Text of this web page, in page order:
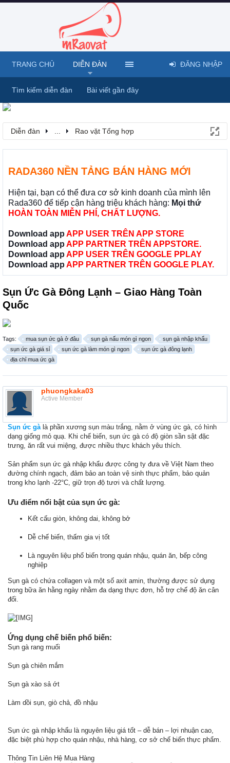
Diễn đàn Rao vặt Tổng hợp
RADA360 NỀN TẢNG BÁN HÀNG MỚI
Hiện tại, bạn có thể đưa cơ sở kinh doanh của mình lên
Rada360 để tiếp cận hàng triệu khách hàng: Mọi thứ
HOÀN TOÀN MIỄN PHÍ, CHẤT LƯỢNG.
Download app APP USER TRÊN APP STORE
Download app APP PARTNER TRÊN APPSTORE.
Download app APP USER TRÊN GOOGLE PPLAY
Download app APP PARTNER TRÊN GOOGLE PLAY.
Sụn Ức Gà Đông Lạnh – Giao Hàng Toàn
Quốc
Tags: mua sụn ức gà ở đâu sụn gà nấu món gì ngon
sụn gà nhập khẩu
sụn ức gà giá sỉ
sụn ức gà làm món gì ngon
sụn ức gà đông lạnh
địa chỉ mua ức gà
phuongkaka03
Active Member
Sụn ức gà là phần xương sụn màu trắng, nằm ở vùng ức gà, có hình
dạng giống mỏ quạ. Khi chế biến, sụn ức gà có độ giòn sần sật đặc
trưng, ăn rất vui miệng, được nhiều thực khách yêu thích.
Sản phẩm sụn ức gà nhập khẩu được công ty đưa về Việt Nam theo
đường chính ngạch, đảm bảo an toàn vệ sinh thực phẩm, bảo quản
trong kho lạnh -22°C, giữ trọn độ tươi và chất lượng.
Ưu điểm nổi bật của sụn ức gà:
Kết cấu giòn, không dai, không bở
Dễ chế biến, thấm gia vị tốt
Là nguyên liệu phổ biến trong quán nhậu, quán ăn, bếp công
nghiệp
Sụn gà có chứa collagen và một số axit amin, thường được sử dụng
trong bữa ăn hằng ngày nhằm đa dạng thực đơn, hỗ trợ chế độ ăn cân
đối.
Ứng dụng chế biến phổ biến:
Sụn gà rang muối
Sụn gà chiên mắm
Sụn gà xào sả ớt
Làm dồi sụn, giò chả, đồ nhậu
Sụn ức gà nhập khẩu là nguyên liệu giá tốt – dễ bán – lợi nhuận cao,
đặc biệt phù hợp cho quán nhậu, nhà hàng, cơ sở chế biến thực phẩm.
Thông Tin Liên Hệ Mua Hàng
TRANG CHỦ DIỄN ĐÀN
Tìm kiếm diễn đàn Bài viết gần đây
ĐĂNG NHẬP